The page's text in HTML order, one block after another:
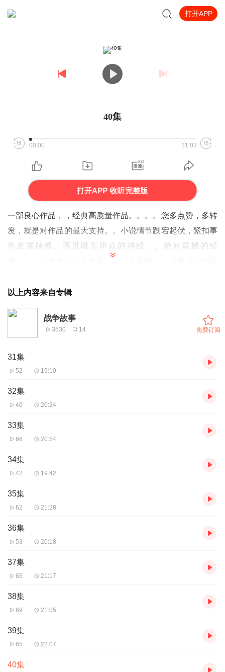
打开APP
40集
00:00 21:03
打开APP 收听完整版
一部良心作品，，经典高质量作品。。。。您多点赞，多转
发，就是对作品的最大支持。。小说情节跌宕起伏，紧扣事
件发展脉搏。高度吸引听众的神经。。绝对震撼的经
和小伙伴一起分享好的节目。。快上车。。。。
一部良心作品，，经典高质量作品。。。。您多点赞，多转
发，就是对作品的最大支持。。小说情节跌宕起伏，紧扣事
件发展脉搏。高度吸引听众的神经。。绝对震撼的经
典。。。所有专辑完全免费。。。不要钱。。只要您动动手
指转发，点赞就行。。。还等什么，，，赶快动手转发吧，
以上内容来自专辑
战争故事
3530 14 免费订阅
31集
52 19:10
32集
40 20:24
33集
66 20:54
34集
42 19:42
35集
62 21:28
36集
53 20:18
37集
65 21:17
38集
69 21:05
39集
65 22:07
40集